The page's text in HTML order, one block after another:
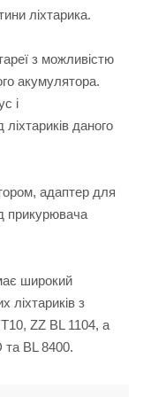
ліхтарика.
з можливістю
акумулятора.
і
даного
адаптер для
прикурювача
широкий
ліхтариків з
ZZ BL 1104, а
та BL 8400.